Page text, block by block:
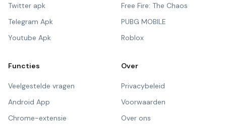
Twitter apk
Telegram Apk
Youtube Apk
Free Fire: The Chaos
PUBG MOBILE
Roblox
Functies
Veelgestelde vragen
Android App
Chrome-extensie
Over
Privacybeleid
Voorwaarden
Over ons